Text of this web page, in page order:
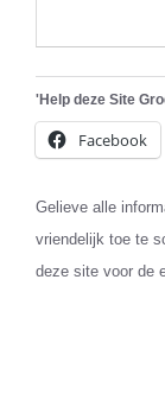
'Help deze Site
Facebook
Gelieve alle
vriendelijk toe te
deze site voor de